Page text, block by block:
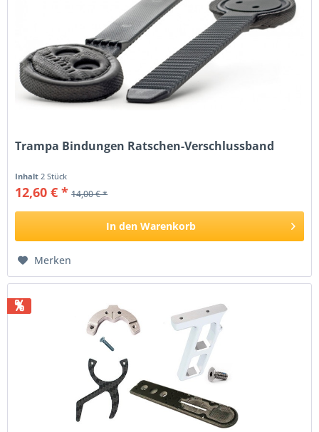
Trampa Bindungen Ratschen-Verschlussband
Inhalt2 Stück
12,60 € * 14,00 € *
In den Warenkorb
Merken
%